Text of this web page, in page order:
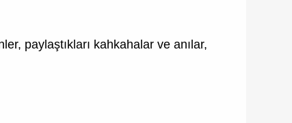
paylaştıkları kahkahalar ve anılar,